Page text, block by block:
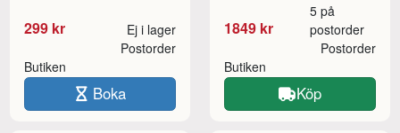
299 kr Ej i lager
Butiken
Postorder
Boka
1849 kr
5 på
postorder
Butiken
Postorder
Köp